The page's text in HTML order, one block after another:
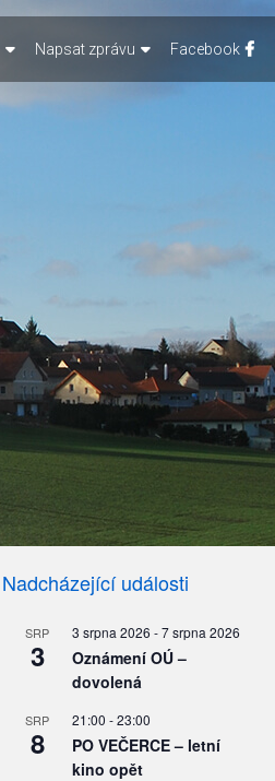
Nadcházející události
SRP
3
3 srpna 2026 -7 srpna 2026
Oznámení OÚ –
dovolená
SRP
8
21:00 -23:00
PO VEČERCE – letní
kino opět
Napsat zprávu Facebook